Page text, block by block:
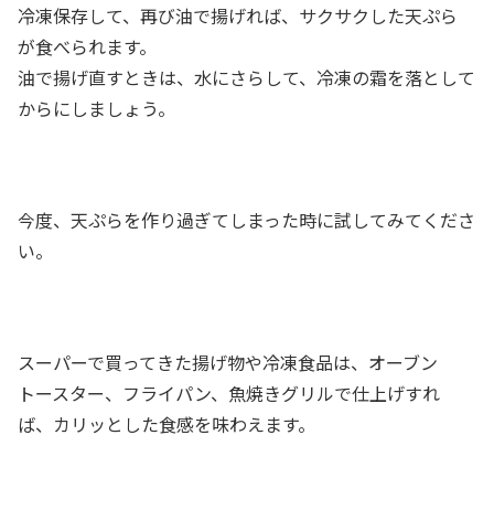
冷凍保存して、再び油で揚げれば、サクサクした天ぷら
が食べられます。
油で揚げ直すときは、水にさらして、冷凍の霜を落として
からにしましょう。
今度、天ぷらを作り過ぎてしまった時に試してみてくださ
い。
スーパーで買ってきた揚げ物や冷凍食品は、オーブン
トースター、フライパン、魚焼きグリルで仕上げすれ
ば、カリッとした食感を味わえます。